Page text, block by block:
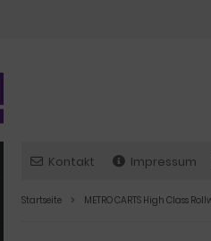
Kontakt Impressum
Startseite METRO CARTS High Class